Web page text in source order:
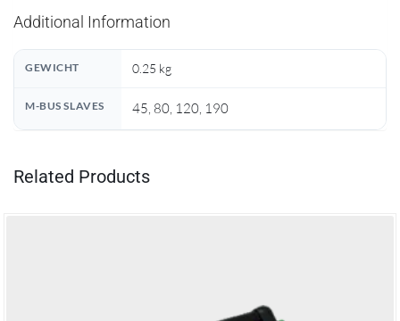
Additional Information
GEWICHT 0.25 kg
M-BUS SLAVES 45, 80, 120, 190
Related Products